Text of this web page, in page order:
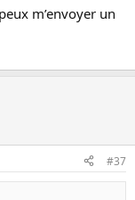
m’envoyer un
#37